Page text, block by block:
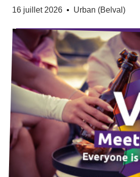
16 juillet 2026 • Urban (Belval)